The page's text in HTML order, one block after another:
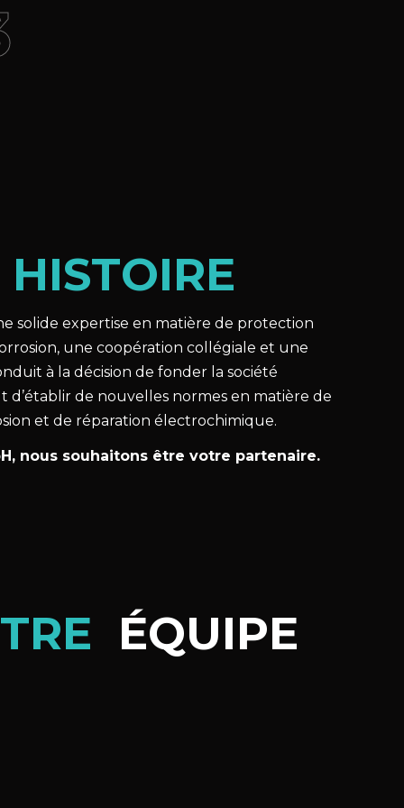
HISTOIRE
solide expertise en matière de protection
une coopération collégiale et une
à la décision de fonder la société
d’établir de nouvelles normes en matière de
et de réparation électrochimique.
nous souhaitons être votre partenaire.
ÉQUIPE